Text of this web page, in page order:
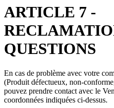
ARTICLE 7 -
QUESTIONS
En cas de problème avec votre
(Produit défectueux, non-
pouvez prendre contact avec le
coordonnées indiquées ci-dessus.